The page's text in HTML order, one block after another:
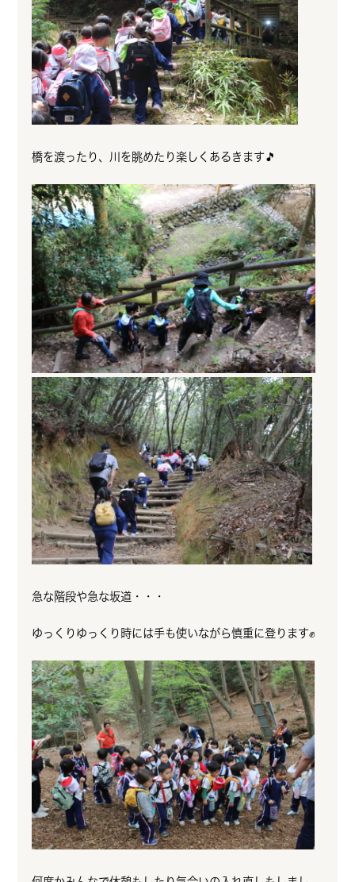
橋を渡ったり、川を眺めたり楽しくあるきます🎵
急な階段や急な坂道・・・
ゆっくりゆっくり時には手も使いながら慎重に登ります✊